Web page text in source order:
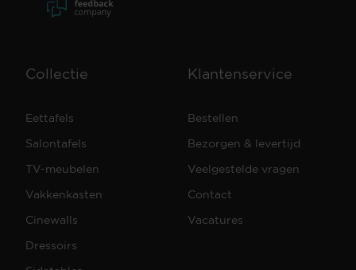
Collectie
Eettafels
Salontafels
TV-meubelen
Vakkenkasten
Cinewalls
Dressoirs
Klantenservice
Bestellen
Bezorgen & levertijd
Veelgestelde vragen
Contact
Vacatures